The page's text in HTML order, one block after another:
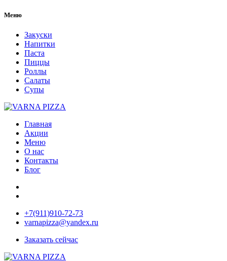
Меню
Закуски
Напитки
Паста
Пиццы
Роллы
Салаты
Супы
Главная
Акции
Меню
О нас
Контакты
Блог
+7(911)910-72-73
varnapizza@yandex.ru
Заказать сейчас